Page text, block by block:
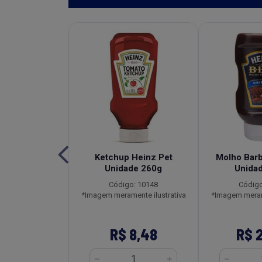
Ketchup Heinz Pet
Unidade 260g
Código: 10148
*Imagem meramente ilustrativa
R$ 8,48
Molho
*Imagem
R$